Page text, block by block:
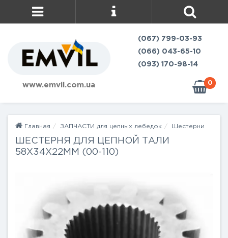
www.emvil.com.ua
(067) 799-03-93
(066) 043-65-10
(093) 170-98-14
0
Главная ЗАПЧАСТИ для цепных лебедок Шестерни
ШЕСТЕРНЯ ДЛЯ ЦЕПНОЙ ТАЛИ
58Х34X22ММ (00-110)